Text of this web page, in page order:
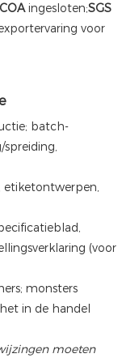
ingesloten;SGS
voor
batch-
etiketontwerpen,
(voor
monsters
in de handel
moeten